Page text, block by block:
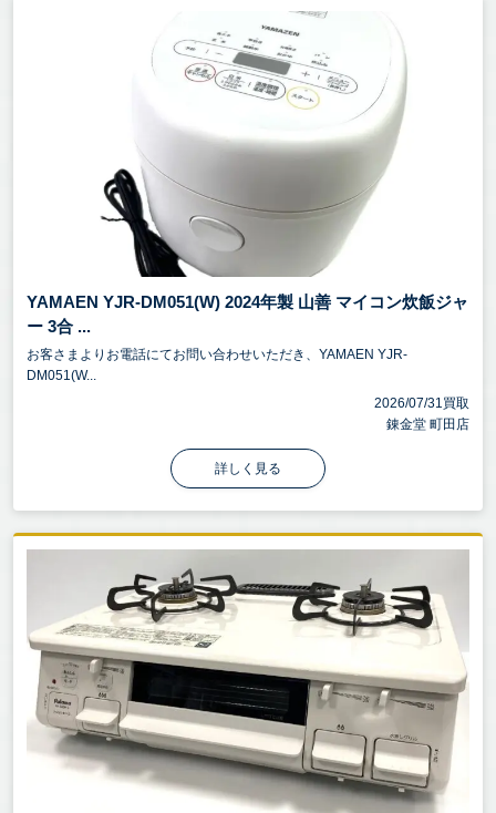
YAMAEN YJR-DM051(W) 2024年製 山善 マイコン炊飯ジャ
ー 3合 ...
お客さまよりお電話にてお問い合わせいただき、YAMAEN YJR-
DM051(W...
2026/07/31買取
錬金堂 町田店
詳しく見る